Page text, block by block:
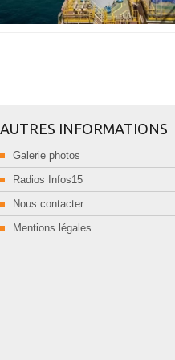
AUTRES INFORMATIONS
Galerie photos
Radios Infos15
Nous contacter
Mentions légales